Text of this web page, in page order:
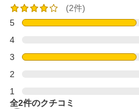
(2件)
5
4
3
2
1
全2件のクチコミ